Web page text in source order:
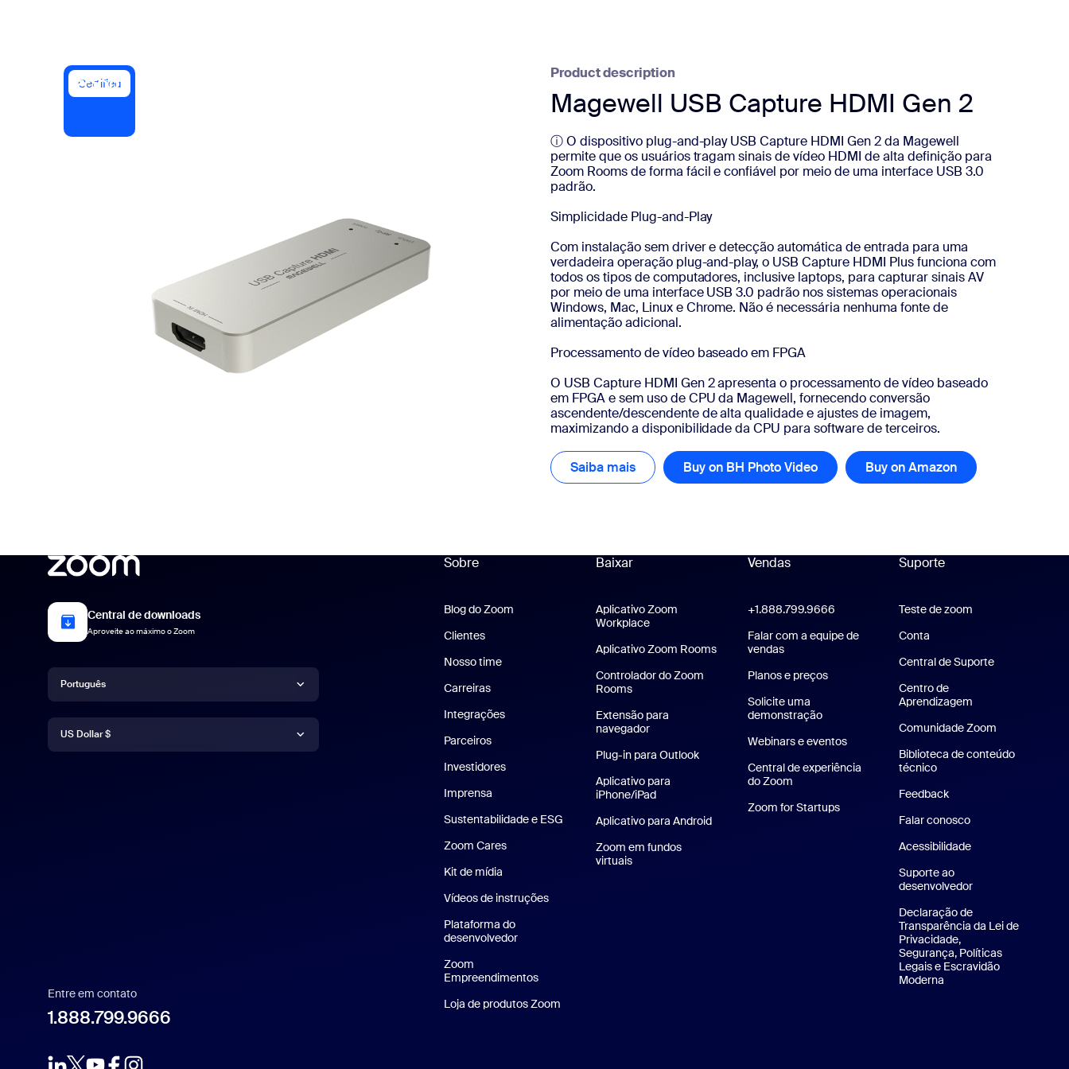
Instalar no computador
Central de downloads
Certified
Product description
Magewell USB Capture HDMI Gen 2
ⓘ O dispositivo plug-and-play USB Capture HDMI Gen 2 da Magewell
permite que os usuários tragam sinais de vídeo HDMI de alta definição para
Zoom Rooms de forma fácil e confiável por meio de uma interface USB 3.0
padrão.
Simplicidade Plug-and-Play
Com instalação sem driver e detecção automática de entrada para uma
verdadeira operação plug-and-play, o USB Capture HDMI Plus funciona com
todos os tipos de computadores, inclusive laptops, para capturar sinais AV
por meio de uma interface USB 3.0 padrão nos sistemas operacionais
Windows, Mac, Linux e Chrome. Não é necessária nenhuma fonte de
alimentação adicional.
Processamento de vídeo baseado em FPGA
O USB Capture HDMI Gen 2 apresenta o processamento de vídeo baseado
em FPGA e sem uso de CPU da Magewell, fornecendo conversão
ascendente/descendente de alta qualidade e ajustes de imagem,
maximizando a disponibilidade da CPU para software de terceiros.
Saiba mais Saiba maisBuy on BH Photo Video Buy on Amazon
Central de downloads
Aproveite ao máximo o Zoom
Idioma
Português
Deutsch
한국어
Moeda
US Dollar $
Entre em contato
1.888.799.9666
Sobre
Blog do Zoom
Clientes
Nosso time
Carreiras
Integrações
Parceiros
Investidores
Imprensa
Sustentabilidade e ESG Sustentabilidade e ESG
Zoom Cares
Kit de mídia
Vídeos de instruções
Plataforma do
desenvolvedor
Zoom
Empreendimentos
Loja de produtos Zoom
Baixar
Aplicativo Zoom
WorkplaceAplicativo Zoom Workplace
Aplicativo Zoom RoomsAplicativo Zoom Rooms
Controlador do Zoom
Rooms
Extensão para
navegador
Plug-in para Outlook
Aplicativo para
iPhone/iPadAplicativo para iPhone/iPad
Aplicativo para AndroidAplicativo para Android
Zoom em fundos
virtuaisPlanos de fundo virtuais da Zoom
Vendas
+1.888.799.9666 Clique para chamar
Falar com a equipe de
vendas
Planos e preçosPlanos e preços
Solicite uma
demonstraçãoSolicitar uma demonstração
Webinars e eventos
Central de experiência
do Zoom
Zoom for StartupsZoom for Startups
Suporte
Suporte
Teste de zoom
Conta
Central de Suporte
Centro de
Aprendizagem
Comunidade Zoom
Biblioteca de conteúdo
técnico
Feedback
Falar conosco
Acessibilidade
Suporte ao
desenvolvedor
Declaração de
Transparência da Lei de
Privacidade,
Segurança, Políticas
Legais e Escravidão
Moderna